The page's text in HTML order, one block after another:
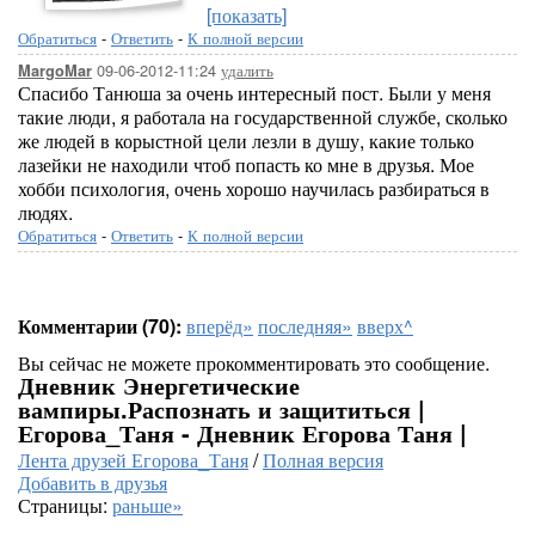
[показать]
Обратиться - Ответить - К полной версии
MargoMar 09-06-2012-11:24 удалить
Спасибо Танюша за очень интересный пост. Были у меня
такие люди, я работала на государственной службе, сколько
же людей в корыстной цели лезли в душу, какие только
лазейки не находили чтоб попасть ко мне в друзья. Мое
хобби психология, очень хорошо научилась разбираться в
людях.
Обратиться - Ответить - К полной версии
Комментарии (70): вперёд» последняя» вверх^
Вы сейчас не можете прокомментировать это сообщение.
Дневник Энергетические
вампиры.Распознать и защититься |
Егорова_Таня - Дневник Егорова Таня |
Лента друзей Егорова_Таня/Полная версия
Добавить в друзья
Страницы: раньше»